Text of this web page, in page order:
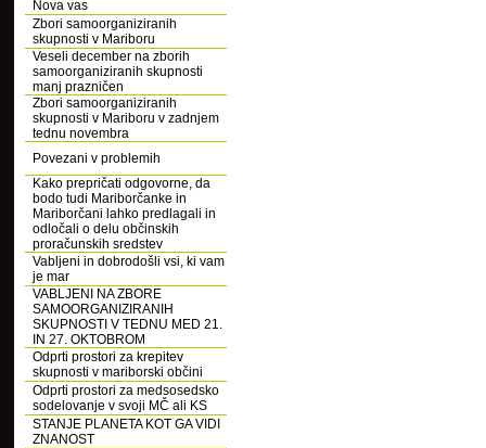
Nova vas
Zbori samoorganiziranih
skupnosti v Mariboru
Veseli december na zborih
samoorganiziranih skupnosti
manj prazničen
Zbori samoorganiziranih
skupnosti v Mariboru v zadnjem
tednu novembra
Povezani v problemih
Kako prepričati odgovorne, da
bodo tudi Mariborčanke in
Mariborčani lahko predlagali in
odločali o delu občinskih
proračunskih sredstev
Vabljeni in dobrodošli vsi, ki vam
je mar
VABLJENI NA ZBORE
SAMOORGANIZIRANIH
SKUPNOSTI V TEDNU MED 21.
IN 27. OKTOBROM
Odprti prostori za krepitev
skupnosti v mariborski občini
Odprti prostori za medsosedsko
sodelovanje v svoji MČ ali KS
STANJE PLANETA KOT GA VIDI
ZNANOST